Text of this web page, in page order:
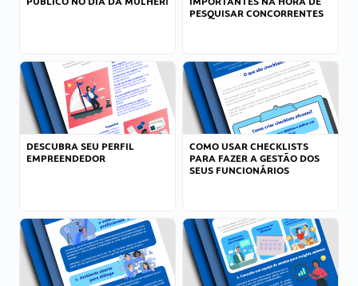
PESQUISAR CONCORRENTES
DESCUBRA SEU PERFIL
EMPREENDEDOR
COMO USAR CHECKLISTS
PARA FAZER A GESTÃO DOS
SEUS FUNCIONÁRIOS